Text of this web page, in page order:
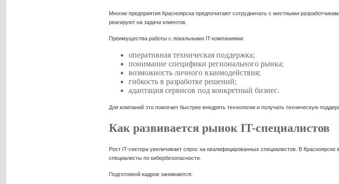
Многие предприятия Красноярска предпочитают сотрудничать с местными
реагируют на задачи клиентов.
Преимущества работы с локальными IT-компаниями:
оперативная техническая поддержка;
понимание специфики регионального рынка;
возможность личного взаимодействия;
гибкость в разработке решений;
адаптация сервисов под конкретный бизнес.
Для компаний это помогает быстрее внедрять технологии и получать техническую
Как развивается рынок IT-специалистов
Рост IT-сектора увеличивает спрос на квалифицированных специалистов. В
специалисты по кибербезопасности.
Подготовкой кадров занимаются: